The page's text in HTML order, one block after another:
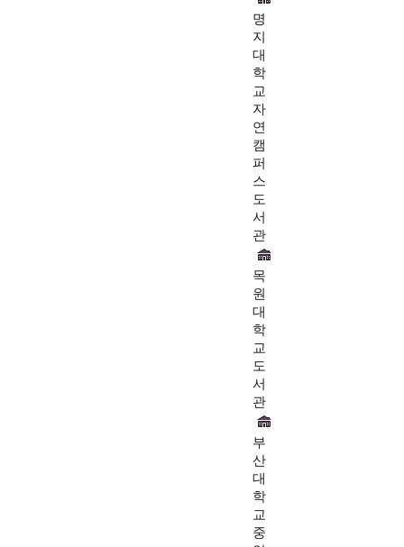
명
지
대
학
교
자
연
캠
퍼
스
도
서
관
목
원
대
학
교
도
서
관
부
산
대
학
교
중